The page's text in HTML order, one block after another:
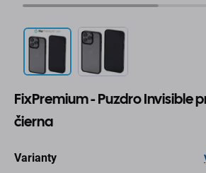
FixPremium - Puzdro Invisible
čierna
Varianty